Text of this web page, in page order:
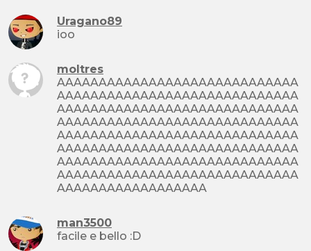
Uragano89
ioo
moltres
AAAAAAAAAAAAAAAAAAAAAAAAAAAAA
AAAAAAAAAAAAAAAAAAAAAAAAAAAAA
AAAAAAAAAAAAAAAAAAAAAAAAAAAAA
AAAAAAAAAAAAAAAAAAAAAAAAAAAAA
AAAAAAAAAAAAAAAAAAAAAAAAAAAAA
AAAAAAAAAAAAAAAAAAAAAAAAAAAAA
AAAAAAAAAAAAAAAAAAAAAAAAAAAAA
AAAAAAAAAAAAAAAAAAAAAAAAAAAAA
AAAAAAAAAAAAAAAAAA
man3500
facile e bello :D